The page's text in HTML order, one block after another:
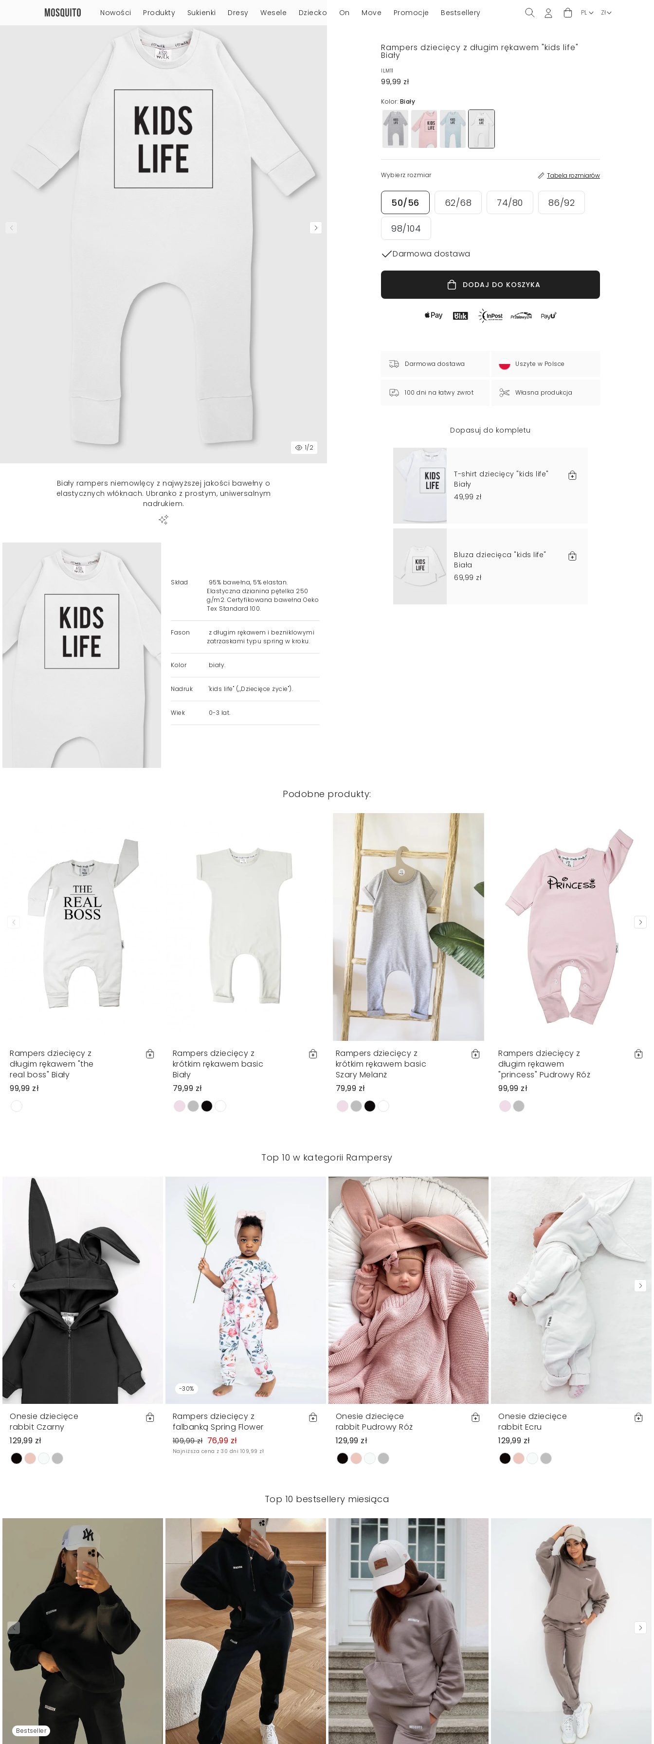
Nowości Produkty Sukienki Dresy Wesele Dziecko On Move Promocje Bestsellery
1/2
Biały rampers niemowlęcy z najwyższej jakości bawełny o
elastycznych włóknach. Ubranko z prostym, uniwersalnym
nadrukiem.
Skład
95% bawełna, 5% elastan.
Elastyczna dzianina pętelka 250
g/m2. Certyfikowana bawełna Oeko
Tex Standard 100.
Fason
z długim rękawem i bezniklowymi
zatrzaskami typu spring w kroku.
Kolor biały.
Nadruk 'kids life" (,,Dziecięce życie").
Wiek 0-3 lat.
Rampers dziecięcy z długim rękawem "kids life"
Biały
ILM11
99,99 zł
Kolor: Biały
Wybierz rozmiar Tabela rozmiarów
50/56 62/68 74/80 86/92
98/104
Darmowa dostawa
DODAJ DO KOSZYKA
Darmowa dostawa Uszyte w Polsce
100 dni na łatwy zwrot Własna produkcja
Dopasuj do kompletu
T-shirt dziecięcy "kids life"
Biały
49,99 zł
Bluza dziecięca "kids life"
Biała
69,99 zł
Podobne produkty:
Rampers dziecięcy z
długim rękawem "the
real boss" Biały
99,99 zł
Rampers dziecięcy z
krótkim rękawem basic
Biały
79,99 zł
Rampers dziecięcy z
krótkim rękawem basic
Szary Melanż
79,99 zł
Rampers dziecięcy z
długim rękawem
"princess" Pudrowy Róż
99,99 zł
Top 10 w kategorii Rampersy
Onesie dziecięce
rabbit Czarny
129,99 zł
-30%
Rampers dziecięcy z
falbanką Spring Flower
109,99 zł 76,99 zł
Najniższa cena z 30 dni 109,99 zł
Onesie dziecięce
rabbit Pudrowy Róż
129,99 zł
Onesie dziecięce
rabbit Ecru
129,99 zł
Top 10 bestsellery miesiąca
Bestseller